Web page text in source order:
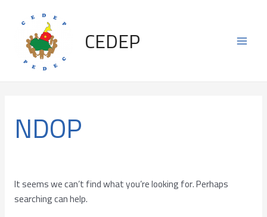
content
CEDEP
NDOP
It seems we can’t find what you’re looking for. Perhaps
searching can help.
for: